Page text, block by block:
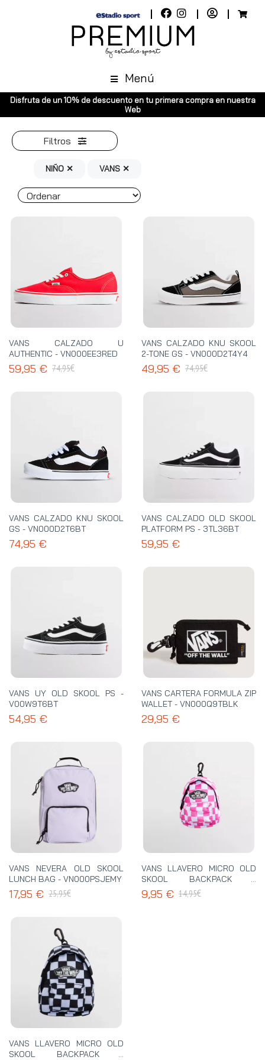
Menú
Disfruta de un 10% de descuento en tu primera compra en nuestra
Web
Filtros
NIÑO ✕ VANS ✕
VANS CALZADO U
AUTHENTIC - VN000EE3RED
59,95 € 74,95€
VANS CALZADO KNU SKOOL
2-TONE GS - VN000D2T4Y4
49,95 € 74,95€
VANS CALZADO KNU SKOOL
GS - VN000D2T6BT
74,95 €
VANS CALZADO OLD SKOOL
PLATFORM PS - 3TL36BT
59,95 €
VANS UY OLD SKOOL PS -
V00W9T6BT
54,95 €
VANS CARTERA FORMULA ZIP
WALLET - VN000Q9TBLK
29,95 €
VANS NEVERA OLD SKOOL
LUNCH BAG - VN000PSJEMY
17,95 € 25,95€
VANS LLAVERO MICRO OLD
SKOOL BACKPACK -
VN000T69FRQ
9,95 € 14,95€
VANS LLAVERO MICRO OLD
SKOOL BACKPACK -